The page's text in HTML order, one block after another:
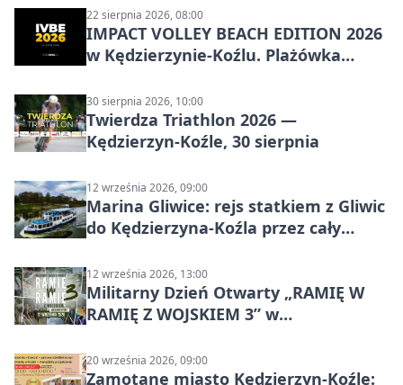
22 sierpnia 2026, 08:00
IMPACT VOLLEY BEACH EDITION 2026
w Kędzierzynie-Koźlu. Plażówka
30 sierpnia 2026, 10:00
Twierdza Triathlon 2026 —
Kędzierzyn-Koźle, 30 sierpnia
12 września 2026, 09:00
Marina Gliwice: rejs statkiem z Gliwic
do Kędzierzyna-Koźla przez cały
12 września 2026, 13:00
Militarny Dzień Otwarty „RAMIĘ W
RAMIĘ Z WOJSKIEM 3” w
20 września 2026, 09:00
Zamotane miasto Kędzierzyn-Koźle: